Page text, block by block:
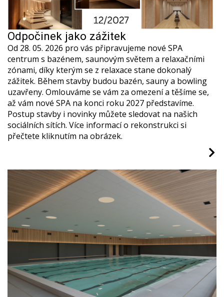
Odpočinek jako zážitek
Od 28. 05. 2026 pro vás připravujeme nové SPA
centrum s bazénem, saunovým světem a relaxačními
zónami, díky kterým se z relaxace stane dokonalý
zážitek. Během stavby budou bazén, sauny a bowling
uzavřeny. Omlouváme se vám za omezení a těšíme se,
až vám nové SPA na konci roku 2027 představíme.
Postup stavby i novinky můžete sledovat na našich
sociálních sítích. Více informací o rekonstrukci si
přečtete kliknutím na obrázek.